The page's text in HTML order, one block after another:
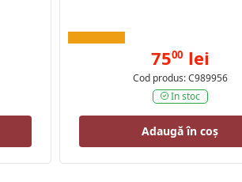
7500 lei
Cod produs: C989956
In stoc
Adaugă în coș